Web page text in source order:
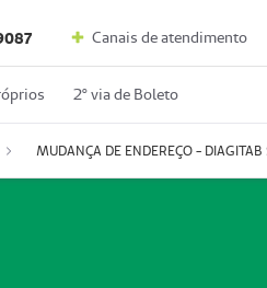
Canais de atendimento
2º via de Boleto